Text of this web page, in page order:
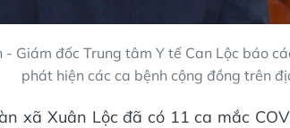
- Giám đốc Trung tâm Y tế Can Lộc báo
phát hiện các ca bệnh cộng đồng trên
xã Xuân Lộc đã có 11 ca mắc